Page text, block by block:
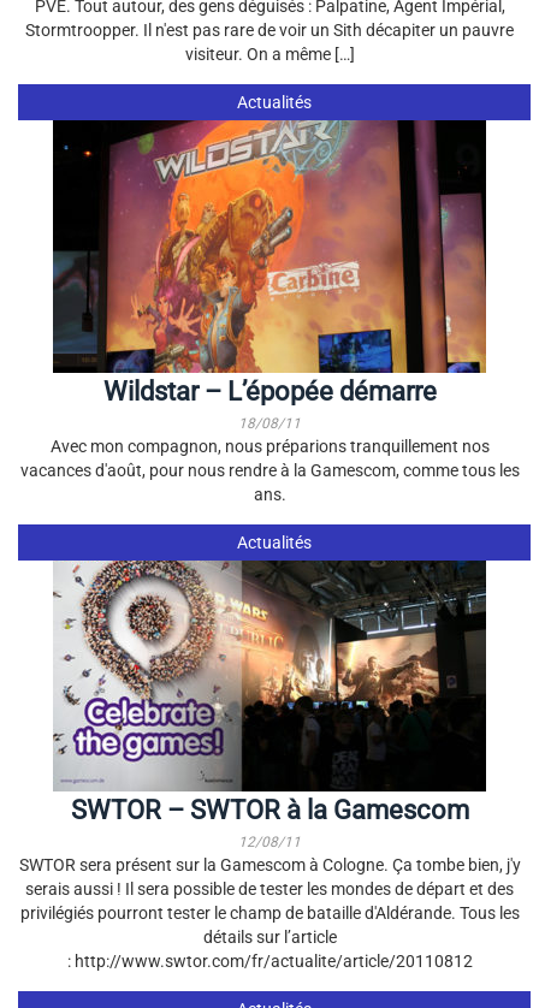
PVE. Tout autour, des gens déguisés : Palpatine, Agent Impérial,
Stormtroopper. Il n'est pas rare de voir un Sith décapiter un pauvre
visiteur. On a même […]
Actualités
Wildstar – L’épopée démarre
18/08/11
Avec mon compagnon, nous préparions tranquillement nos
vacances d'août, pour nous rendre à la Gamescom, comme tous les
ans.
Actualités
SWTOR – SWTOR à la Gamescom
12/08/11
SWTOR sera présent sur la Gamescom à Cologne. Ça tombe bien, j'y
serais aussi ! Il sera possible de tester les mondes de départ et des
privilégiés pourront tester le champ de bataille d'Aldérande. Tous les
détails sur l’article
: http://www.swtor.com/fr/actualite/article/20110812